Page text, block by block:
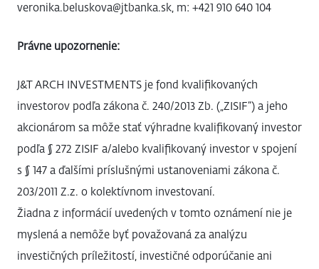
veronika.beluskova@jtbanka.sk, m: +421 910 640 104
Právne upozornenie:
J&T ARCH INVESTMENTS je fond kvalifikovaných
investorov podľa zákona č. 240/2013 Zb. („ZISIF“) a jeho
akcionárom sa môže stať výhradne kvalifikovaný investor
podľa § 272 ZISIF a/alebo kvalifikovaný investor v spojení
s § 147 a ďalšími príslušnými ustanoveniami zákona č.
203/2011 Z.z. o kolektívnom investovaní.
Žiadna z informácií uvedených v tomto oznámení nie je
myslená a nemôže byť považovaná za analýzu
investičných príležitostí, investičné odporúčanie ani